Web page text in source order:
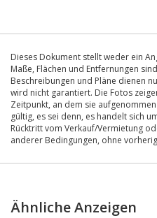
Dieses Dokument stellt weder ein
Maße, Flächen und Entfernungen
Beschreibungen und Pläne dienen
wird nicht garantiert. Die Fotos
Zeitpunkt, an dem sie
gültig, es sei denn, es handelt sich
Rücktritt vom Verkauf/Vermietung
anderer Bedingungen, ohne
Ähnliche Anzeigen